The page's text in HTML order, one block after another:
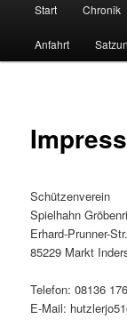
Zum
primären
Start Chronik
Anfahrt
Schützenverein
Spielhahn
Erhard-Prunner-
85229 Markt
Telefon: 08136
E-Mail: